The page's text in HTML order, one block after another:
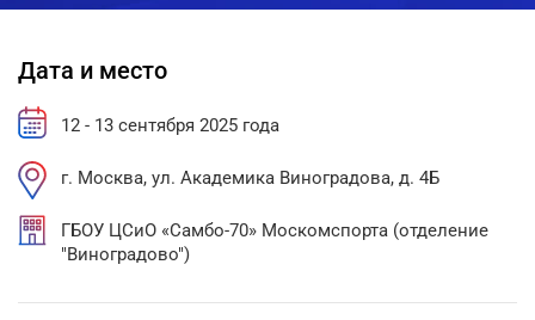
Дата и место
12 - 13 сентября 2025 года
г. Москва, ул. Академика Виноградова, д. 4Б
ГБОУ ЦСиО «Самбо-70» Москомспорта (отделение
"Виноградово")